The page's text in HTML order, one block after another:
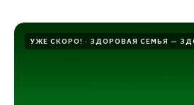
УЖЕ СКОРО! ЗДОРОВАЯ СЕМЬЯ —